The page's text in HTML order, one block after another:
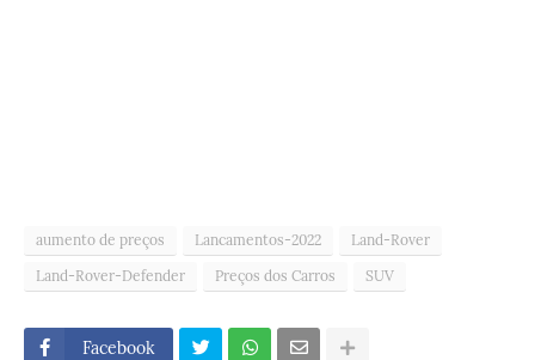
aumento de preços Lancamentos-2022
Land-Rover
Land-Rover-Defender
Preços dos Carros SUV
Facebook